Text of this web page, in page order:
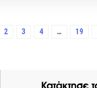
2 3 4 … 19